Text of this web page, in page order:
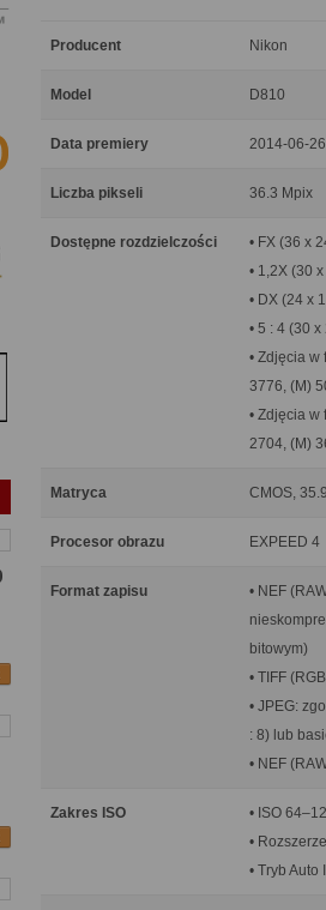
Producent Nikon
Model D810
Data premiery 2014-06-26
Liczba pikseli 36.3 Mpix
Dostępne rozdzielczości
• FX (36 x
• 1,2X (30
• DX (24 x
• 5 : 4 (30
• Zdjęcia
3776, (M)
• Zdjęcia
2704, (M)
Matryca CMOS,
Procesor obrazu EXPEED 4
Format zapisu
• NEF
bitowym)
• TIFF
• JPEG:
: 8) lub
• NEF
Zakres ISO
• ISO
•
• Tryb Auto